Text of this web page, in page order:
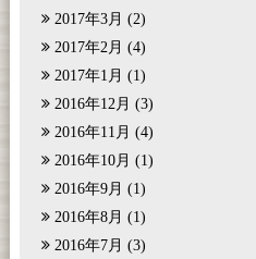
2017年3月 (2)
2017年2月 (4)
2017年1月 (1)
2016年12月 (3)
2016年11月 (4)
2016年10月 (1)
2016年9月 (1)
2016年8月 (1)
2016年7月 (3)